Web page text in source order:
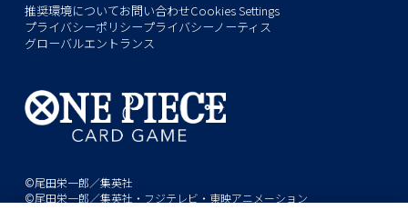
推奨環境についてお問い合わせCookies Settings
プライバシーポリシープライバシーノーティス
グローバルエントランス
©尾田栄一郎／集英社
©尾田栄一郎／集英社・フジテレビ・東映アニメーション